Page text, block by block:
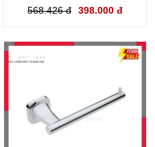
568.426 đ 398.000 đ